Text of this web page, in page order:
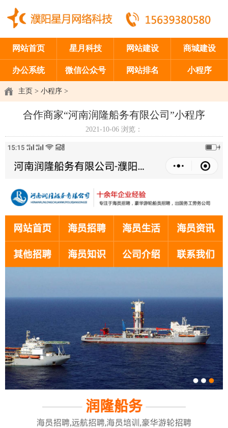
网站首页 星月科技 网站建设 商城建设
办公系统 微信公众号 网站排名 小程序
主页 > 小程序 >
合作商家“河南润隆船务有限公司”小程序
2021-10-06 浏览：